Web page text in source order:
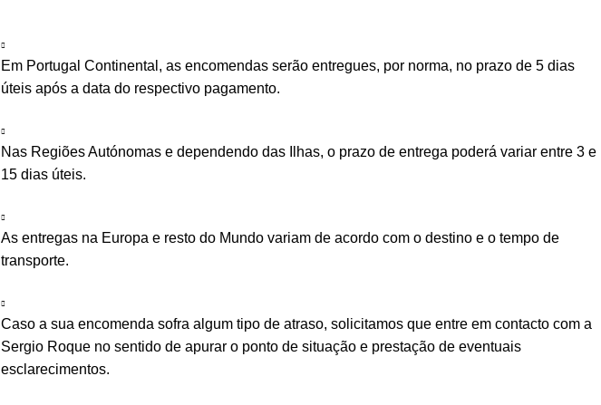
Em Portugal Continental, as encomendas serão entregues, por norma, no prazo de 5 dias
úteis após a data do respectivo pagamento.
Nas Regiões Autónomas e dependendo das Ilhas, o prazo de entrega poderá variar entre 3 e
15 dias úteis.
As entregas na Europa e resto do Mundo variam de acordo com o destino e o tempo de
transporte.
Caso a sua encomenda sofra algum tipo de atraso, solicitamos que entre em contacto com a
Sergio Roque no sentido de apurar o ponto de situação e prestação de eventuais
esclarecimentos.